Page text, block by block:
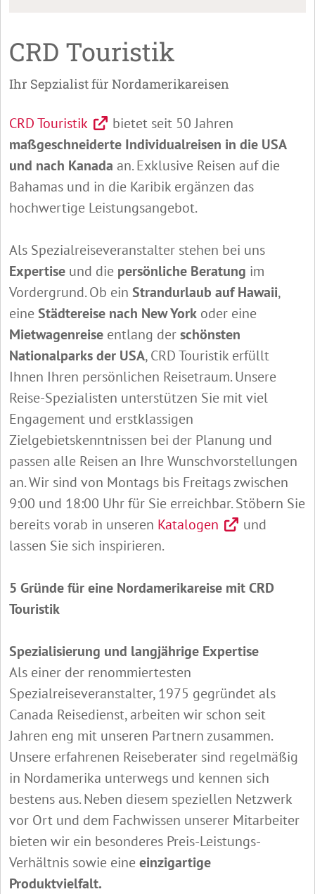
CRD Touristik
Ihr Sepzialist für Nordamerikareisen
CRD Touristik
bietet seit 50 Jahren
maßgeschneiderte Individualreisen in die USA
und nach Kanada an. Exklusive Reisen auf die
Bahamas und in die Karibik ergänzen das
hochwertige Leistungsangebot.
Als Spezialreiseveranstalter stehen bei uns
Expertise und die persönliche Beratung im
Vordergrund. Ob ein Strandurlaub auf Hawaii,
eine Städtereise nach New York oder eine
Mietwagenreise entlang derschönsten
Nationalparks der USA, CRD Touristik erfüllt
Ihnen Ihren persönlichen Reisetraum. Unsere
Reise-Spezialisten unterstützen Sie mit viel
Engagement und erstklassigen
Zielgebietskenntnissen bei der Planung und
passen alle Reisen an Ihre Wunschvorstellungen
an. Wir sind von Montags bis Freitags zwischen
9:00 und 18:00 Uhr für Sie erreichbar. Stöbern Sie
bereits vorab in unseren Katalogen
und
lassen Sie sich inspirieren.
5 Gründe für eine Nordamerikareise mit CRD
Touristik
Spezialisierung und langjährige Expertise
Als einer der renommiertesten
Spezialreiseveranstalter, 1975 gegründet als
Canada Reisedienst, arbeiten wir schon seit
Jahren eng mit unseren Partnern zusammen.
Unsere erfahrenen Reiseberater sind regelmäßig
in Nordamerika unterwegs und kennen sich
bestens aus. Neben diesem speziellen Netzwerk
vor Ort und dem Fachwissen unserer Mitarbeiter
bieten wir ein besonderes Preis-Leistungs-
Verhältnis sowie eineeinzigartige
Produktvielfalt.